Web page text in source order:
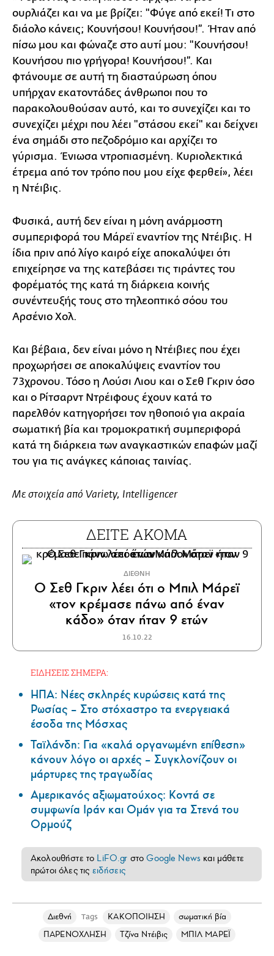
ουρλιάζει και να με βρίζει: "Φύγε από εκεί! Τι στο
διάολο κάνεις; Κουνήσου! Κουνήσου!”. Ήταν από
πίσω μου και φώναζε στο αυτί μου: "Κουνήσου!
Κουνήσου πιο γρήγορα! Κουνήσου!”. Και
φτάνουμε σε αυτή τη διασταύρωση όπου
υπήρχαν εκατοντάδες άνθρωποι που το
παρακολουθούσαν αυτό, και το συνεχίζει και το
συνεχίζει μέχρι που λέει "στάσου εκεί" και δείχνει
ένα σημάδι στο πεζοδρόμιο και αρχίζει το
γύρισμα. Ένιωσα ντροπιασμένη. Κυριολεκτικά
έτρεμα από τον τρόπο που μου είχε φερθεί», λέει
η Ντέιβις.
Φυσικά, αυτή δεν είναι η μόνη ανάρμοστη
συμπεριφορά του Μάρεϊ εναντίον της Ντέιβις. Η
ίδια πριν από λίγο καιρό είχε αποκαλύψει ότι
επιχείρησε να της κατεβάσει τις τιράντες του
φορέματός της κατά τη διάρκεια κοινής
συνέντευξής τους στο τηλεοπτικό σόου του
Αρσένιο Χολ.
Και βέβαια, δεν είναι μόνο η Ντέιβιες που έχει
προχωρήσει σε αποκαλύψεις εναντίον του
73χρονου. Τόσο η Λούσι Λιου και ο Σεθ Γκριν όσο
και ο Ρίτσαρντ Ντρέιφους έχουν κατά το
παρελθόν κατηγορήσει τον ηθοποιό για ακραία
σωματική βία και τρομοκρατική συμπεριφορά
κατά τη διάρκεια των αναγκαστικών επαφών μαζί
του για τις ανάγκες κάποιας ταινίας.
Με στοιχεία από Variety, Intelligencer
ΔΕΙΤΕ ΑΚΟΜΑ
ΔΙΕΘΝΗ
Ο Σεθ Γκριν λέει ότι ο Μπιλ Μάρεϊ
«τον κρέμασε πάνω από έναν
κάδο» όταν ήταν 9 ετών
16.10.22
ΕΙΔΗΣΕΙΣ ΣΗΜΕΡΑ:
ΗΠΑ: Nέες σκληρές κυρώσεις κατά της
Ρωσίας – Στο στόχαστρο τα ενεργειακά
έσοδα της Μόσχας
Ταϊλάνδη: Για «καλά οργανωμένη επίθεση»
κάνουν λόγο οι αρχές – Συγκλονίζουν οι
μάρτυρες της τραγωδίας
Αμερικανός αξιωματούχος: Κοντά σε
συμφωνία Ιράν και Ομάν για τα Στενά του
Ορμούζ
Ακολουθήστε το LiFO.gr στοGoogle News και μάθετε
πρώτοι όλες τις ειδήσεις
Διεθνή Tags ΚΑΚΟΠΟΙΗΣΗ
σωματική βία
ΠΑΡΕΝΟΧΛΗΣΗ
Τζίνα Ντέιβις ΜΠΙΛ ΜΑΡΕΪ